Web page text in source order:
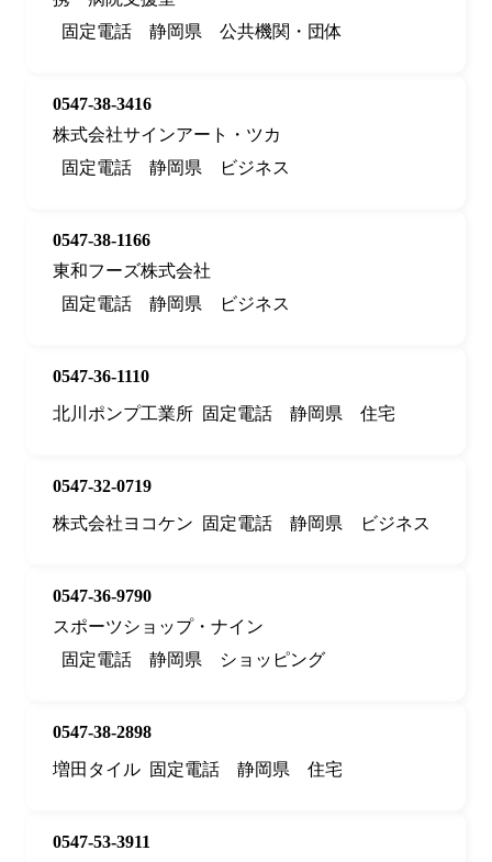
固定電話
静岡県 公共機関・団体
0547-38-3416
株式会社サインアート・ツカ
固定電話
静岡県 ビジネス
0547-38-1166
東和フーズ株式会社
固定電話
静岡県 ビジネス
0547-36-1110
北川ポンプ工業所 固定電話 静岡県 住宅
0547-32-0719
株式会社ヨコケン
固定電話 静岡県 ビジネス
0547-36-9790
スポーツショップ・ナイン
固定電話
静岡県 ショッピング
0547-38-2898
増田タイル 固定電話 静岡県 住宅
0547-53-3911